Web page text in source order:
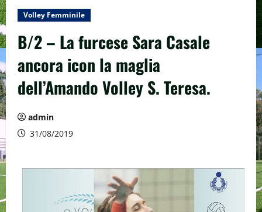
Volley Femminile
B/2 – La furcese Sara Casale
ancora icon la maglia
dell’Amando Volley S. Teresa.
admin
31/08/2019